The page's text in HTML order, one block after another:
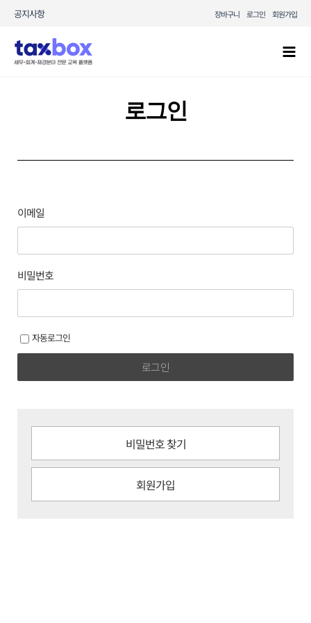
콘텐츠로
공지사항 장바구니 로그인 회원가입
로그인
이메일
비밀번호
자동로그인
로그인
비밀번호 찾기
회원가입